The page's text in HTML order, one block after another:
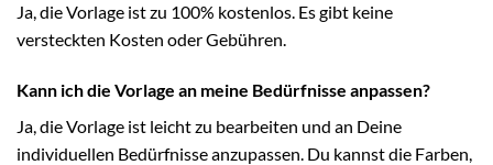
Ja, die Vorlage ist zu 100% kostenlos. Es gibt keine
versteckten Kosten oder Gebühren.
Kann ich die Vorlage an meine Bedürfnisse anpassen?
Ja, die Vorlage ist leicht zu bearbeiten und an Deine
individuellen Bedürfnisse anzupassen. Du kannst die Farben,